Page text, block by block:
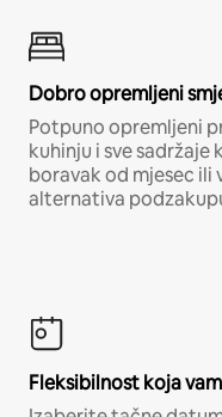
Dobro opremljeni
Potpuno opremljeni
kuhinju i sve
boravak od mjesec ili
alternativa
Fleksibilnost koja